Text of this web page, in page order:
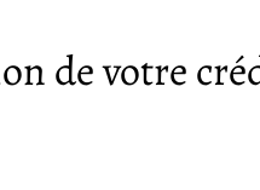
de votre